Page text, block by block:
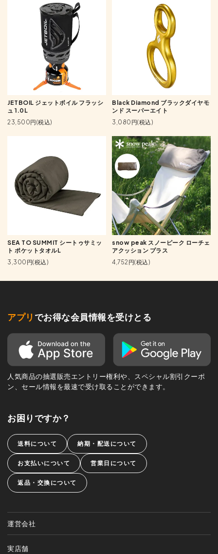
JETBOIL ジェットボイル フラッシ
ュ 1.0L
23,500円(税込)
Black Diamond ブラックダイヤモ
ンド スーパーエイト
3,080円(税込)
SEA TO SUMMIT シートゥサミッ
ト ポケットタオルL
3,300円(税込)
snow peak スノーピーク ローチェ
アクッション プラス
4,752円(税込)
アプリ でお得な会員情報を受けとる
人気商品の抽選販売エントリー権利や、スペシャル割引クーポ
ン、セール情報を最速で受け取ることができます。
お困りですか？
送料について 納期・配送について
お支払いについて 営業日について
返品・交換について
運営会社
実店舗